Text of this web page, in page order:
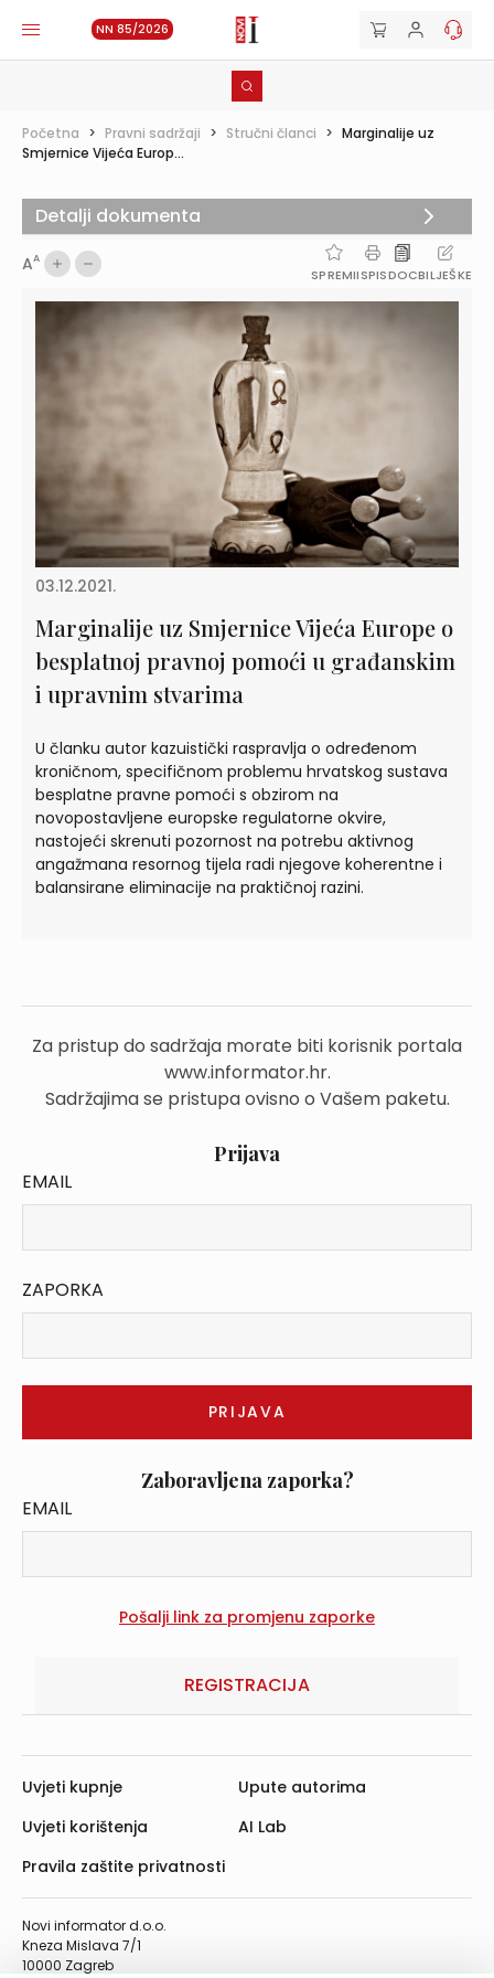
NN 85/2026
Početna > Pravni sadržaji > Stručni članci > Marginalije uz
Smjernice Vijeća Europ...
AA
SPREMIISPISDOCBILJEŠKE
03.12.2021.
Marginalije uz Smjernice Vijeća Europe o
besplatnoj pravnoj pomoći u građanskim
i upravnim stvarima
U članku autor kazuistički raspravlja o određenom
kroničnom, specifičnom problemu hrvatskog sustava
besplatne pravne pomoći s obzirom na
novopostavljene europske regulatorne okvire,
nastojeći skrenuti pozornost na potrebu aktivnog
angažmana resornog tijela radi njegove koherentne i
balansirane eliminacije na praktičnoj razini.
Za pristup do sadržaja morate biti korisnik portala
www.informator.hr.
Sadržajima se pristupa ovisno o Vašem paketu.
Prijava
EMAIL
ZAPORKA
Zaboravljena zaporka?
EMAIL
REGISTRACIJA
Detalji dokumenta
Novi informator d.o.o.
Kneza Mislava 7/1
10000 Zagreb
Uvjeti kupnje
Uvjeti korištenja
Pravila zaštite privatnosti
Upute autorima
AI Lab